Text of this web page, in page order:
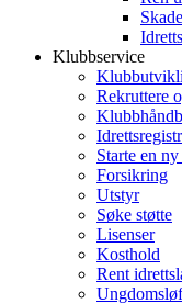
Klubbservice
Rekruttere
Starte en
Forsikring
Utstyr
Søke støtte
Lisenser
Kosthold
Rent